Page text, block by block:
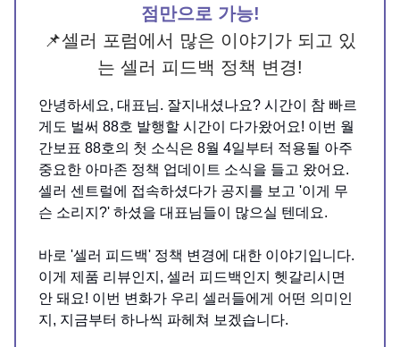
점만으로 가능!
📌셀러 포럼에서 많은 이야기가 되고 있
는 셀러 피드백 정책 변경!
안녕하세요, 대표님. 잘지내셨나요? 시간이 참 빠르
게도 벌써 88호 발행할 시간이 다가왔어요! 이번 월
간보표 88호의 첫 소식은 8월 4일부터 적용될 아주
중요한 아마존 정책 업데이트 소식을 들고 왔어요.
셀러 센트럴에 접속하셨다가 공지를 보고 '이게 무
슨 소리지?' 하셨을 대표님들이 많으실 텐데요.
바로 '셀러 피드백' 정책 변경에 대한 이야기입니다.
이게 제품 리뷰인지, 셀러 피드백인지 헷갈리시면
안 돼요! 이번 변화가 우리 셀러들에게 어떤 의미인
지, 지금부터 하나씩 파헤쳐 보겠습니다.